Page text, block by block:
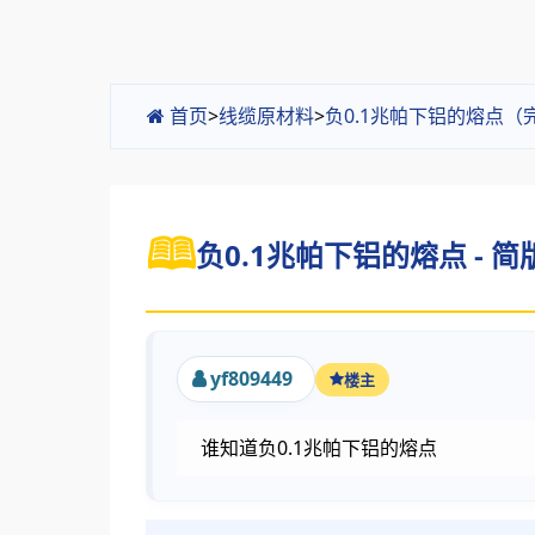
首页>线缆原材料>负0.1兆帕下铝的熔点（
负0.1兆帕下铝的熔点 - 简
yf809449 楼主
谁知道负0.1兆帕下铝的熔点